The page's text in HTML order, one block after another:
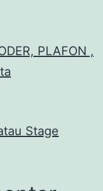
PLAFON ,
Stage